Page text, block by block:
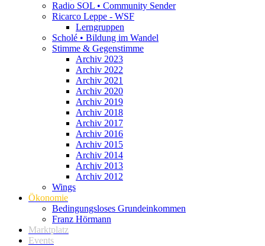
Radio SOL • Community Sender
Ricarco Leppe - WSF
Lerngruppen
Scholé • Bildung im Wandel
Stimme & Gegenstimme
Archiv 2023
Archiv 2022
Archiv 2021
Archiv 2020
Archiv 2019
Archiv 2018
Archiv 2017
Archiv 2016
Archiv 2015
Archiv 2014
Archiv 2013
Archiv 2012
Wings
Ökonomie
Bedingungsloses Grundeinkommen
Franz Hörmann
Marktplatz
Events